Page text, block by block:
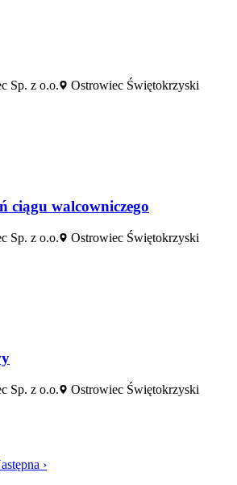
Sp. z o.o.
Ostrowiec Świętokrzyski
ciągu walcowniczego
Sp. z o.o.
Ostrowiec Świętokrzyski
Sp. z o.o.
Ostrowiec Świętokrzyski
›